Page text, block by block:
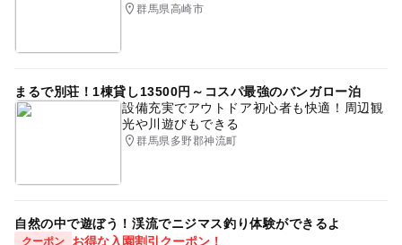
群馬県高崎市
まるで別荘！1棟貸し13500円～コスパ最強のバンガロー泊
設備充実でアウトドア初心者も快適！周辺観
光や川遊びもできる
群馬県多野郡神流町
自然の中で遊ぼう！渓流でニジマス釣り体験ができるよ
クーポン
お得な入園割引クーポン！